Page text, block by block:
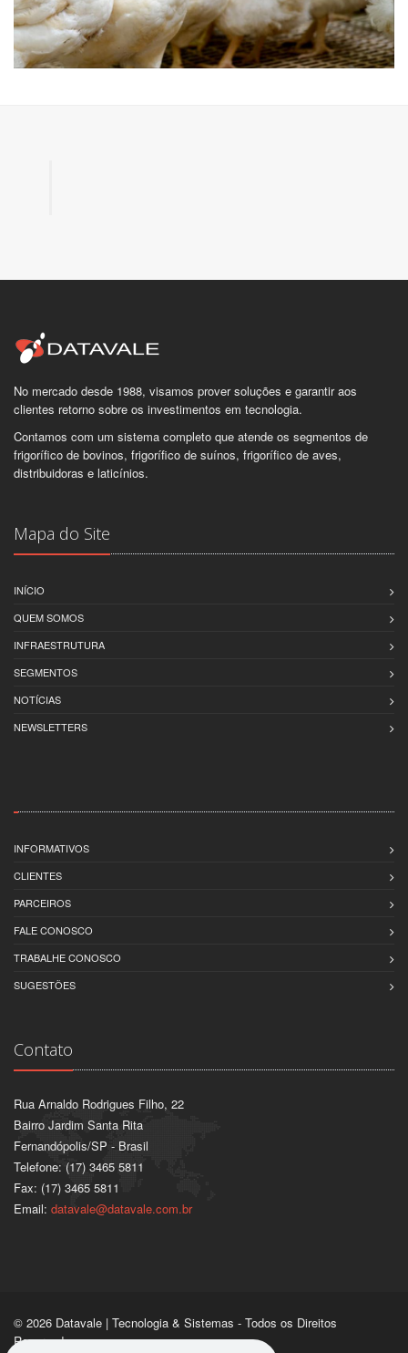
No mercado desde 1988, visamos prover soluções e garantir aos
clientes retorno sobre os investimentos em tecnologia.
Contamos com um sistema completo que atende os segmentos de
frigorífico de bovinos, frigorífico de suínos, frigorífico de aves,
distribuidoras e laticínios.
Mapa do Site
INÍCIO
QUEM SOMOS
INFRAESTRUTURA
SEGMENTOS
NOTÍCIAS
NEWSLETTERS
INFORMATIVOS
CLIENTES
PARCEIROS
FALE CONOSCO
TRABALHE CONOSCO
SUGESTÕES
Contato
Rua Arnaldo Rodrigues Filho, 22
Bairro Jardim Santa Rita
Fernandópolis/SP - Brasil
Telefone: (17) 3465 5811
Fax: (17) 3465 5811
Email: datavale@datavale.com.br
© 2026 Datavale | Tecnologia & Sistemas - Todos os Direitos
Reservados.